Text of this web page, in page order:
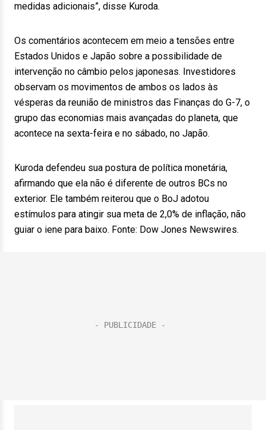
medidas adicionais”, disse Kuroda.
Os comentários acontecem em meio a tensões entre
Estados Unidos e Japão sobre a possibilidade de
intervenção no câmbio pelos japonesas. Investidores
observam os movimentos de ambos os lados às
vésperas da reunião de ministros das Finanças do G-7, o
grupo das economias mais avançadas do planeta, que
acontece na sexta-feira e no sábado, no Japão.
Kuroda defendeu sua postura de política monetária,
afirmando que ela não é diferente de outros BCs no
exterior. Ele também reiterou que o BoJ adotou
estímulos para atingir sua meta de 2,0% de inflação, não
guiar o iene para baixo. Fonte: Dow Jones Newswires.